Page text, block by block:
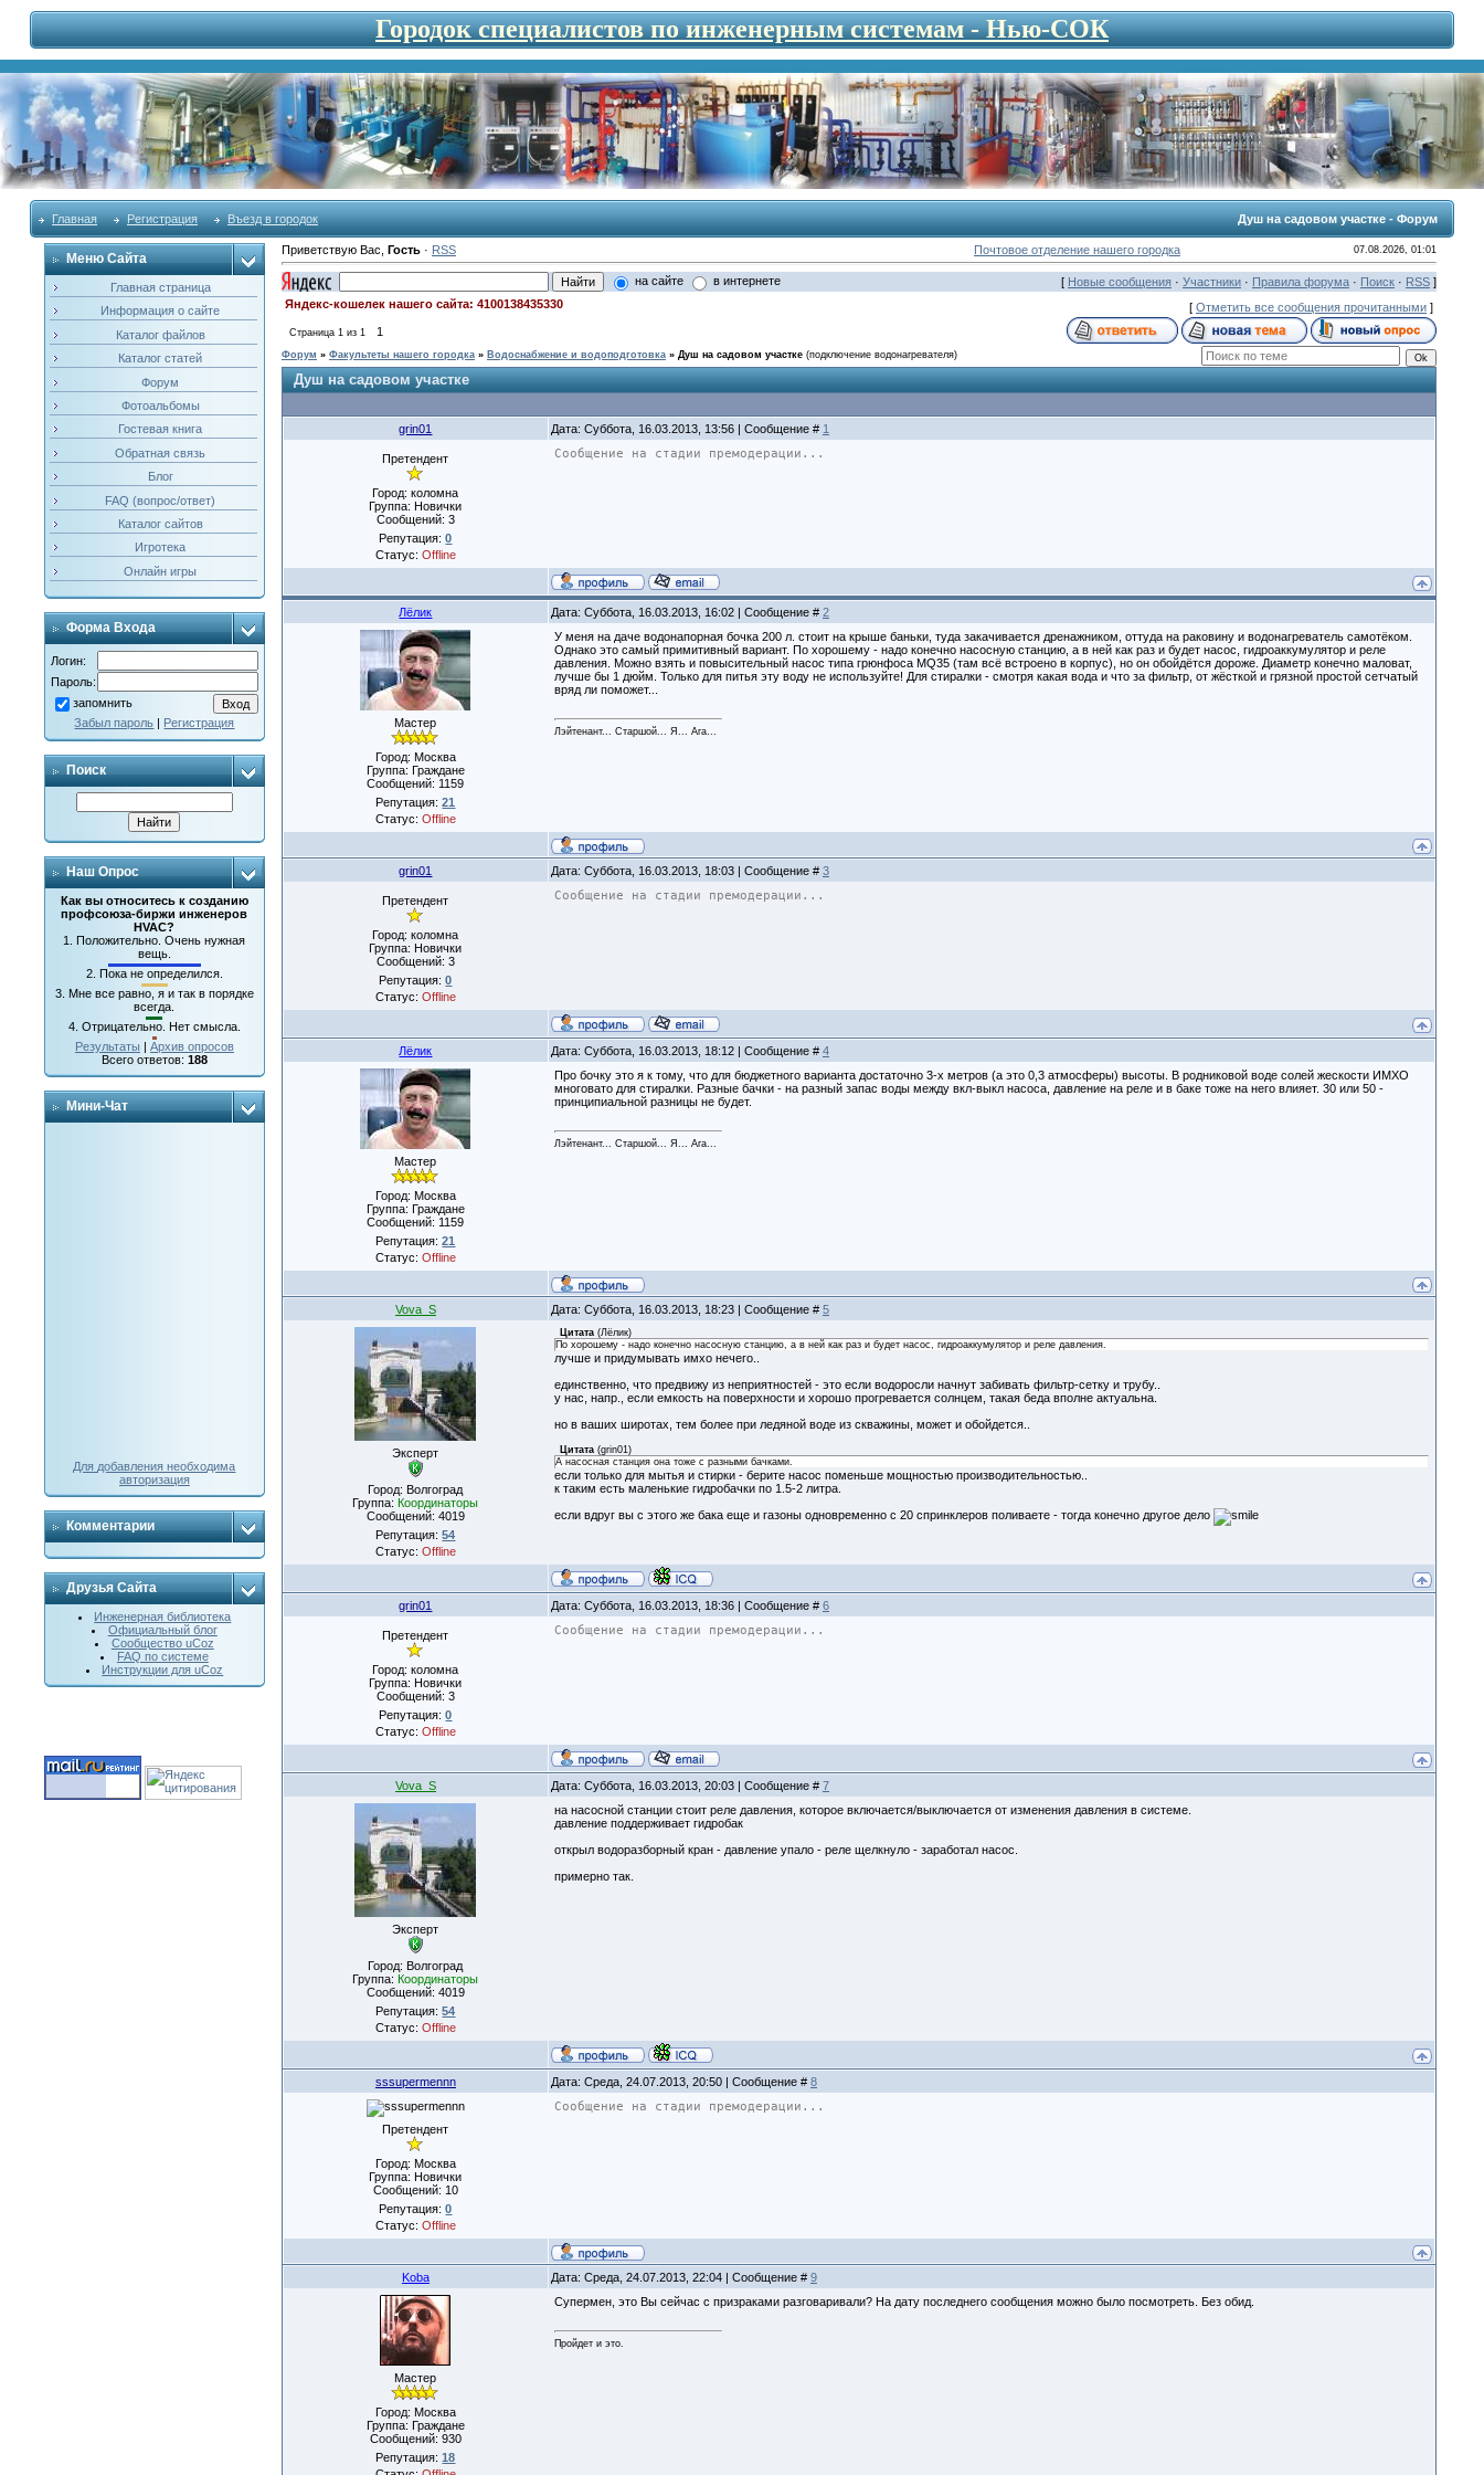
Городок специалистов по инженерным системам - Нью-СОК
Главная Регистрация Въезд в городок Душ на садовом участке - Форум
Меню Сайта
Главная страница
Информация о сайте
Каталог файлов
Каталог статей
Форум
Фотоальбомы
Гостевая книга
Обратная связь
Блог
FAQ (вопрос/ответ)
Каталог сайтов
Игротека
Онлайн игры
Форма Входа
Логин:
Пароль:
запомнить
Забыл пароль | Регистрация
Поиск
Наш Опрос
Как вы относитесь к созданию
профсоюза-биржи инженеров
HVAC?
1.Положительно. Очень нужная
вещь.
2. Пока не определился.
3. Мне все равно, я и так в порядке
всегда.
4. Отрицательно. Нет смысла.
Результаты | Архив опросов
Всего ответов: 188
Мини-Чат
Для добавления необходима
авторизация
Комментарии
Друзья Сайта
Инженерная библиотека
Официальный блог
Сообщество uCoz
FAQ по системе
Инструкции для uCoz
Приветствую Вас Гость· RSS Почтовое отделение нашего городка 07.08.2026, 01:01
на сайте в интернете [ Новые сообщения· Участники· Правила форума· Поиск· RSS]
Яндекс-кошелек нашего сайта: 4100138435330
[ Отметить все сообщения прочитанными]
Страница 1 из 1 1
Форум » Факультеты нашего городка » Водоснабжение и водоподготовка » Душ на садовом участке (подключение водонагревателя)
Душ на садовом участке
grin01 Дата: Суббота, 16.03.2013, 13:56 | Сообщение # 1
Претендент
Город: коломна
Группа: Новички
Сообщений: 3
Репутация:0
Статус: Offline
Сообщение на стадии премодерации...
Лёлик Дата: Суббота, 16.03.2013, 16:02 | Сообщение # 2
Мастер
Город: Москва
Группа: Граждане
Сообщений: 1159
Репутация:21
Статус: Offline
У меня на даче водонапорная бочка 200 л. стоит на крыше баньки, туда закачивается дренажником, оттуда на раковину и водонагреватель самотёком.
Однако это самый примитивный вариант. По хорошему - надо конечно насосную станцию, а в ней как раз и будет насос, гидроаккумулятор и реле
давления. Можно взять и повысительный насос типа грюнфоса MQ35 (там всё встроено в корпус), но он обойдётся дороже. Диаметр конечно маловат,
лучше бы 1 дюйм. Только для питья эту воду не используйте! Для стиралки - смотря какая вода и что за фильтр, от жёсткой и грязной простой сетчатый
вряд ли поможет...
Лэйтенант... Старшой... Я... Ага...
grin01 Дата: Суббота, 16.03.2013, 18:03 | Сообщение # 3
Претендент
Город: коломна
Группа: Новички
Сообщений: 3
Репутация:0
Статус: Offline
Сообщение на стадии премодерации...
Лёлик Дата: Суббота, 16.03.2013, 18:12 | Сообщение # 4
Мастер
Город: Москва
Группа: Граждане
Сообщений: 1159
Репутация:21
Статус: Offline
Про бочку это я к тому, что для бюджетного варианта достаточно 3-х метров (а это 0,3 атмосферы) высоты. В родниковой воде солей жескости ИМХО
многовато для стиралки. Разные бачки - на разный запас воды между вкл-выкл насоса, давление на реле и в баке тоже на него влияет. 30 или 50 -
принципиальной разницы не будет.
Лэйтенант... Старшой... Я... Ага...
Vova_S Дата: Суббота, 16.03.2013, 18:23 | Сообщение # 5
Эксперт
Город: Волгоград
Группа:Координаторы
Сообщений: 4019
Репутация:54
Статус: Offline
Цитата(Лёлик)
По хорошему - надо конечно насосную станцию, а в ней как раз и будет насос, гидроаккумулятор и реле давления.
лучше и придумывать имхо нечего..
единственно, что предвижу из неприятностей - это если водоросли начнут забивать фильтр-сетку и трубу..
у нас, напр., если емкость на поверхности и хорошо прогревается солнцем, такая беда вполне актуальна.
но в ваших широтах, тем более при ледяной воде из скважины, может и обойдется..
Цитата(grin01 )
А насосная станция она тоже с разными бачками.
если только для мытья и стирки - берите насос поменьше мощностью производительностью..
к таким есть маленькие гидробачки по 1.5-2 литра.
если вдруг вы с этого же бака еще и газоны одновременно с 20 спринклеров поливаете - тогда конечно другое дело
grin01 Дата: Суббота, 16.03.2013, 18:36 | Сообщение # 6
Претендент
Город: коломна
Группа: Новички
Сообщений: 3
Репутация:0
Статус: Offline
Сообщение на стадии премодерации...
Vova_S Дата: Суббота, 16.03.2013, 20:03 | Сообщение # 7
Эксперт
Город: Волгоград
Группа:Координаторы
Сообщений: 4019
Репутация:54
Статус: Offline
на насосной станции стоит реле давления, которое включается/выключается от изменения давления в системе.
давление поддерживает гидробак
открыл водоразборный кран - давление упало - реле щелкнуло - заработал насос.
примерно так.
sssupermennn Дата: Среда, 24.07.2013, 20:50 | Сообщение # 8
Претендент
Город: Москва
Группа: Новички
Сообщений: 10
Репутация:0
Статус: Offline
Сообщение на стадии премодерации...
Koba Дата: Среда, 24.07.2013, 22:04 | Сообщение # 9
Мастер
Город: Москва
Группа: Граждане
Сообщений: 930
Репутация:18
Супермен, это Вы сейчас с призраками разговаривали? На дату последнего сообщения можно было посмотреть. Без обид.
Пройдет и это.